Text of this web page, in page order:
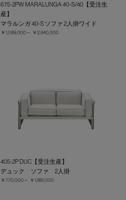
675-2PW MARALUNGA 40-S/40【受注生
産】
マラルンガ 40-S ソファ 2人掛ワイド
￥1,089,000～ ￥2,640,000
405-2P DUC【受注生産】
デュック ソファ 2人掛
￥770,000～ ￥1,881,000